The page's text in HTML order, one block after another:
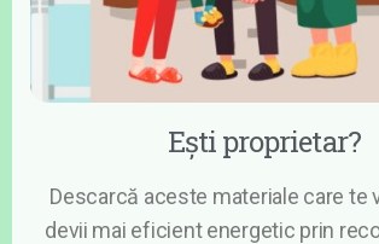
Ești proprietar?​
Descarcă aceste materiale care te
devii mai eficient energetic prin